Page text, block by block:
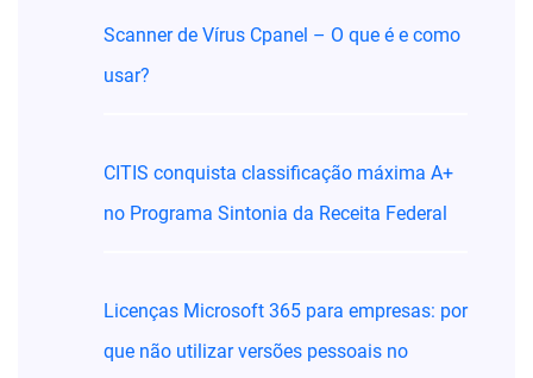
Scanner de Vírus Cpanel – O que é e como
usar?
CITIS conquista classificação máxima A+
no Programa Sintonia da Receita Federal
Licenças Microsoft 365 para empresas: por
que não utilizar versões pessoais no